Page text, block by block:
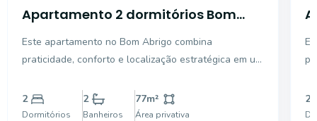
Apartamento 2 dormitórios Bom
Este apartamento no Bom Abrigo combina
praticidade, conforto e localização estratégica em um
continental, oferecendo funcionalidade e bem-estar
para o dia a dia da família. Com 77 m² privativos, o
2
Dormitórios
2
Banheiros
77m²
Área privativa
2